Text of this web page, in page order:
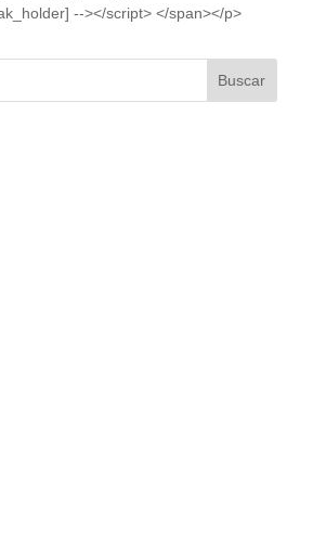
--></script> </span></p>